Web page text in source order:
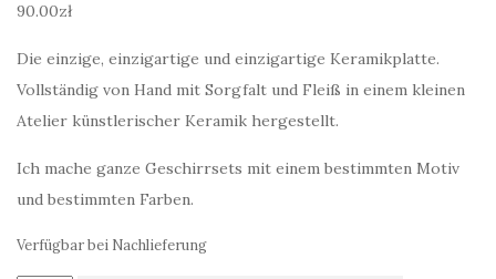
90.00zł
Die einzige, einzigartige und einzigartige Keramikplatte.
Vollständig von Hand mit Sorgfalt und Fleiß in einem kleinen
Atelier künstlerischer Keramik hergestellt.
Ich mache ganze Geschirrsets mit einem bestimmten Motiv
und bestimmten Farben.
Verfügbar bei Nachlieferung